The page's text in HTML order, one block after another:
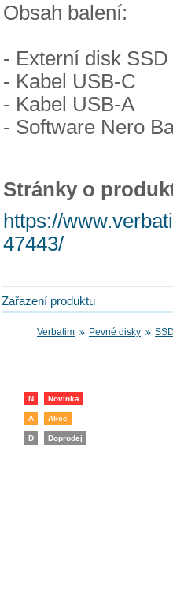
Obsah balení:
- Externí disk SSD
- Kabel USB-C
- Kabel USB-A
- Software Nero
Stránky o
https://
47443/
Zařazení produktu
Verbatim Pevné disky
N Novinka
A Akce
D Doprodej